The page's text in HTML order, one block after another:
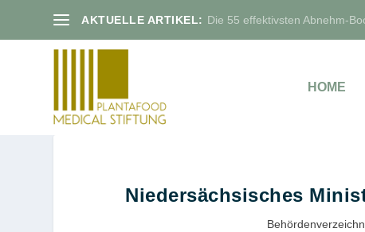
AKTUELLE ARTIKEL: Die 55 effektivsten Abnehm-
HOME
Niedersächsisches